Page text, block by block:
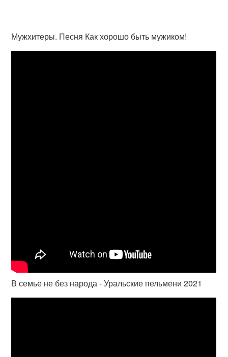
Мужхитеры. Песня Как хорошо быть мужиком!
В семье не без народа - Уральские пельмени 2021